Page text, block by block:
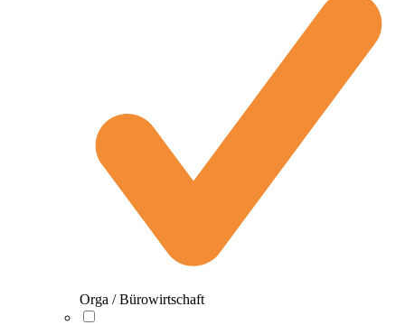
Orga / Bürowirtschaft